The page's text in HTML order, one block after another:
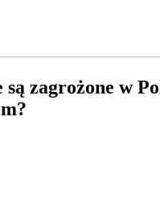
są zagrożone w